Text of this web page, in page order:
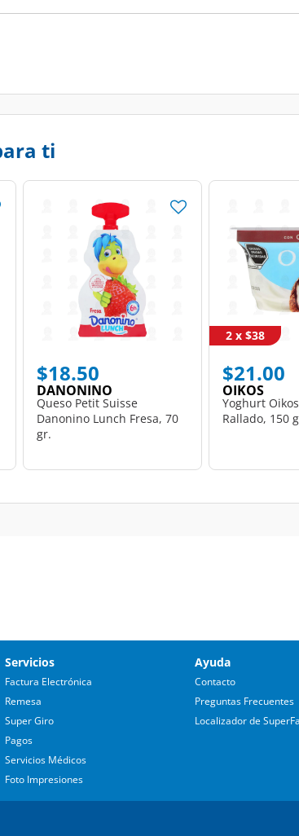
ti
$18.50
DANONINO
Queso Petit Suisse
Danonino Lunch Fresa, 70
gr.
$21.00
OIKOS
Yoghurt
Rallado, 150
2 x $38
Servicios
Factura Electrónica
Remesa
Super Giro
Pagos
Servicios Médicos
Foto Impresiones
Ayuda
Contacto
Preguntas Frecuentes
Localizador de